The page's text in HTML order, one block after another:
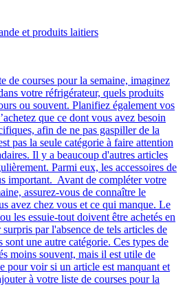
et produits laitiers
de courses pour la semaine, imaginez
votre réfrigérateur, quels produits
ou souvent. Planifiez également vos
que ce dont vous avez besoin
afin de ne pas gaspiller de la
pas la seule catégorie à faire attention
Il y a beaucoup d'autres articles
Parmi eux, les accessoires de
important. Avant de compléter votre
assurez-vous de connaître le
avez chez vous et ce qui manque. Le
les essuie-tout doivent être achetés en
par l'absence de tels articles de
sont une autre catégorie. Ces types de
moins souvent, mais il est utile de
pour voir si un article est manquant et
à votre liste de courses pour la